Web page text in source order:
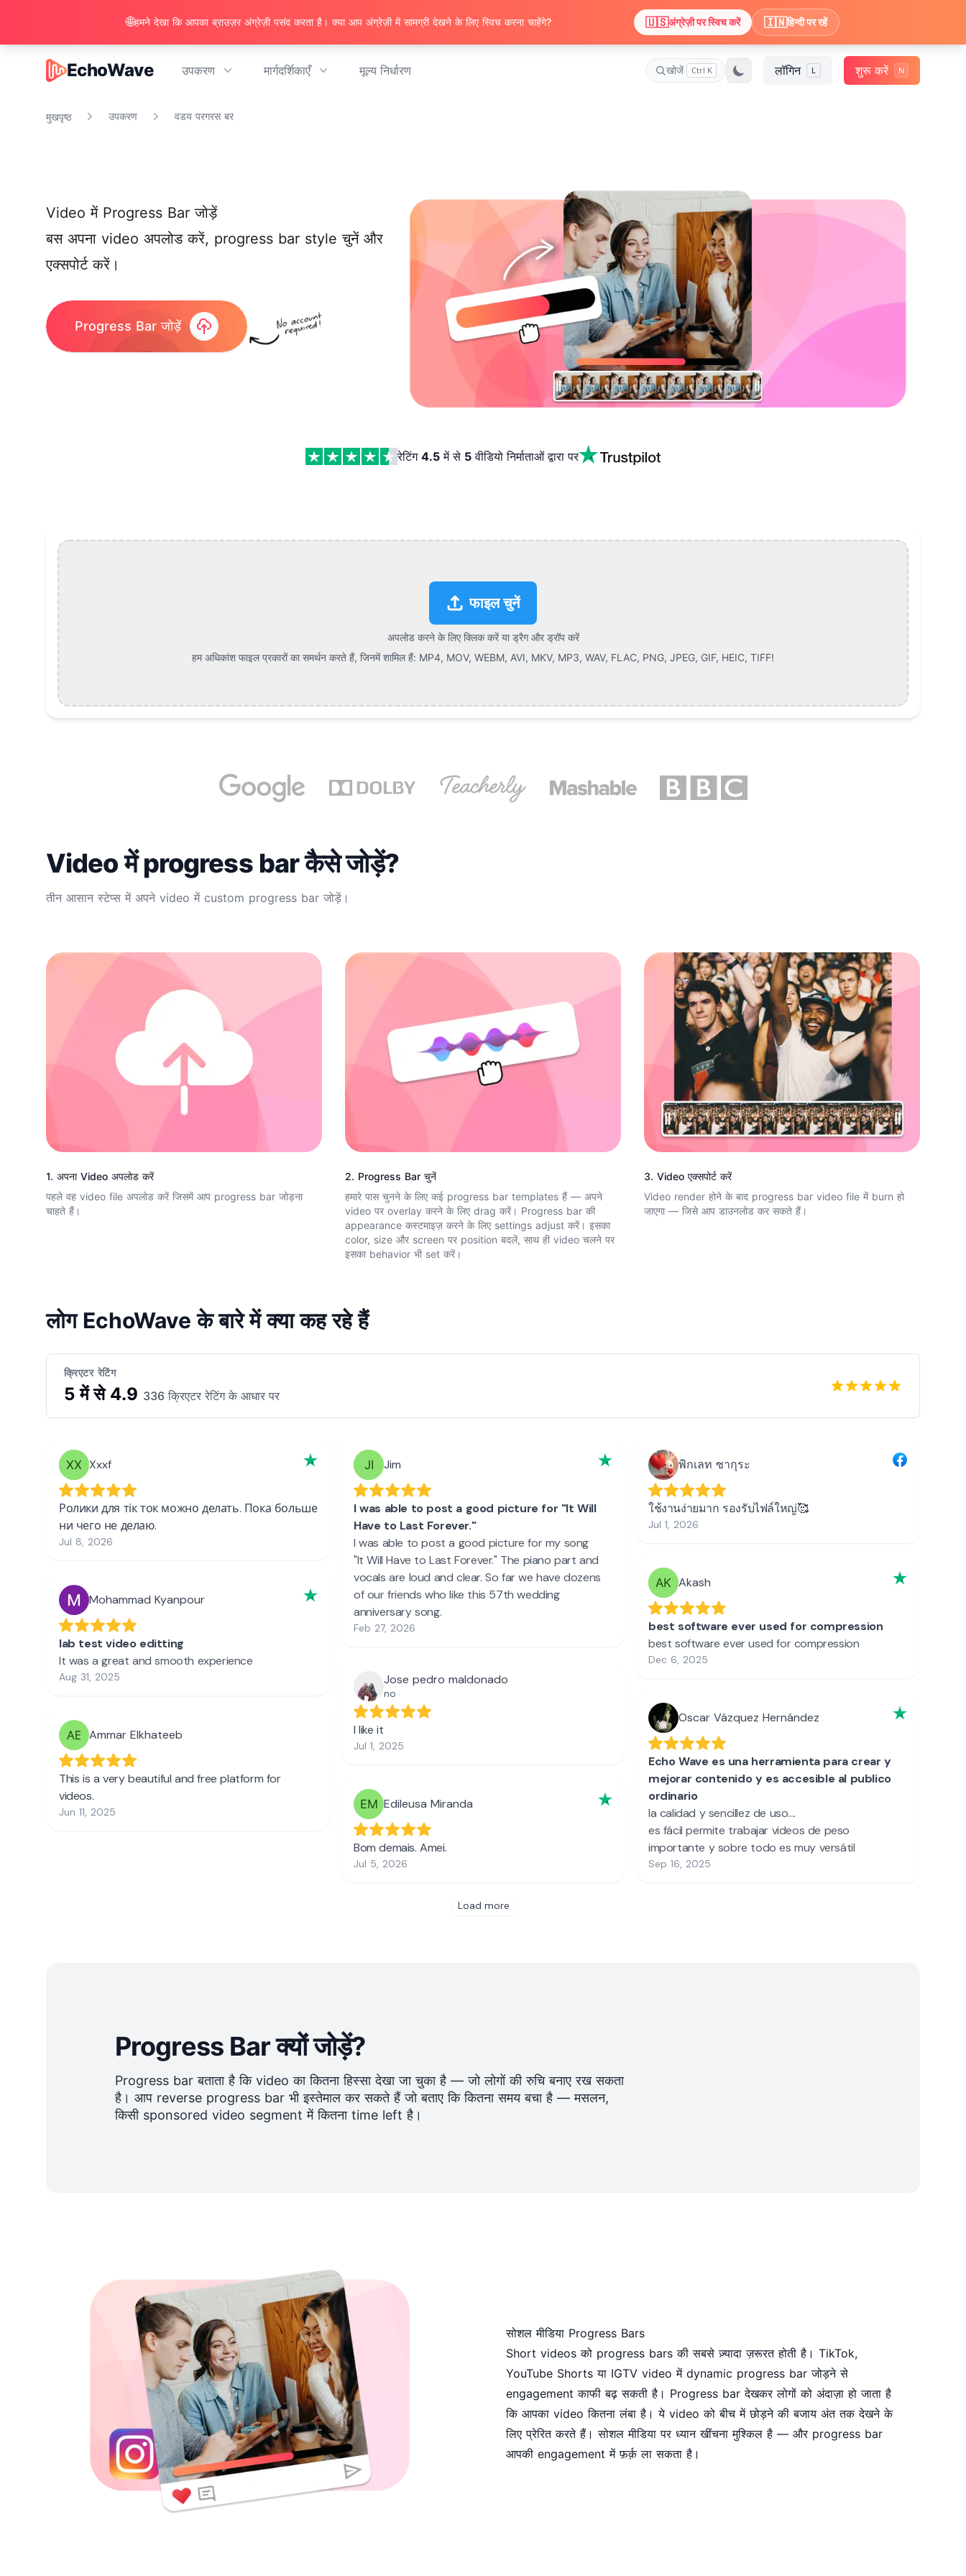
EchoWave
EchoWave उपकरण मार्गदर्शिकाएँ मूल्य निर्धारण खोजें Ctrl K लॉगिन L शुरू करें N
मुखपृष्ठ उपकरण वडय परगरस बर
Video में Progress Bar जोड़ें
बस अपना video अपलोड करें, progress bar style चुनें और
एक्सपोर्ट करें।
Progress Bar जोड़ें
रेटिंग 4.5में से 5 वीडियो निर्माताओं द्वारा पर
फाइल चुनें
अपलोड करने के लिए क्लिक करें या ड्रैग और ड्रॉप करें
हम अधिकांश फाइल प्रकारों का समर्थन करते हैं, जिनमें शामिल हैं: MP4, MOV, WEBM, AVI, MKV, MP3, WAV, FLAC, PNG, JPEG, GIF, HEIC, TIFF!
Video में progress bar कैसे जोड़ें?
तीन आसान स्टेप्स में अपने video में custom progress bar जोड़ें।
1. अपना Video अपलोड करें
पहले वह video file अपलोड करें जिसमें आप progress bar जोड़ना
चाहते हैं।
2. Progress Bar चुनें
हमारे पास चुनने के लिए कई progress bar templates हैं — अपने
video पर overlay करने के लिए drag करें। Progress bar की
appearance कस्टमाइज़ करने के लिए settings adjust करें। इसका
color, size और screen पर position बदलें, साथ ही video चलने पर
इसका behavior भी set करें।
3. Video एक्सपोर्ट करें
Video render होने के बाद progress bar video file में burn हो
जाएगा — जिसे आप डाउनलोड कर सकते हैं।
लोग EchoWave के बारे में क्या कह रहे हैं
क्रिएटर रेटिंग
5 में से 4.9 336 क्रिएटर रेटिंग के आधार पर
Progress Bar क्यों जोड़ें?
Progress bar बताता है कि video का कितना हिस्सा देखा जा चुका है — जो लोगों की रुचि बनाए रख सकता
है। आप reverse progress bar भी इस्तेमाल कर सकते हैं जो बताए कि कितना समय बचा है — मसलन,
किसी sponsored video segment में कितना time left है।
सोशल मीडिया Progress Bars
Short videos को progress bars की सबसे ज़्यादा ज़रूरत होती है। TikTok,
YouTube Shorts या IGTV video में dynamic progress bar जोड़ने से
engagement काफी बढ़ सकती है। Progress bar देखकर लोगों को अंदाज़ा हो जाता है
कि आपका video कितना लंबा है। ये video को बीच में छोड़ने की बजाय अंत तक देखने के
लिए प्रेरित करते हैं। सोशल मीडिया पर ध्यान खींचना मुश्किल है — और progress bar
आपकी engagement में फ़र्क़ ला सकता है।
🌐हमने देखा कि आपका ब्राउज़र अंग्रेज़ी पसंद करता है। क्या आप अंग्रेज़ी में सामग्री देखने के लिए स्विच करना चाहेंगे? 🇺🇸अंग्रेज़ी पर स्विच करें 🇮🇳हिन्दी पर रहें